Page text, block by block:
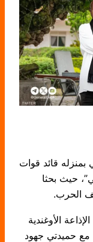
بمنزله قائد قوات
حيث بحثا
الحرب.
الأوغندية
حميدتي جهود